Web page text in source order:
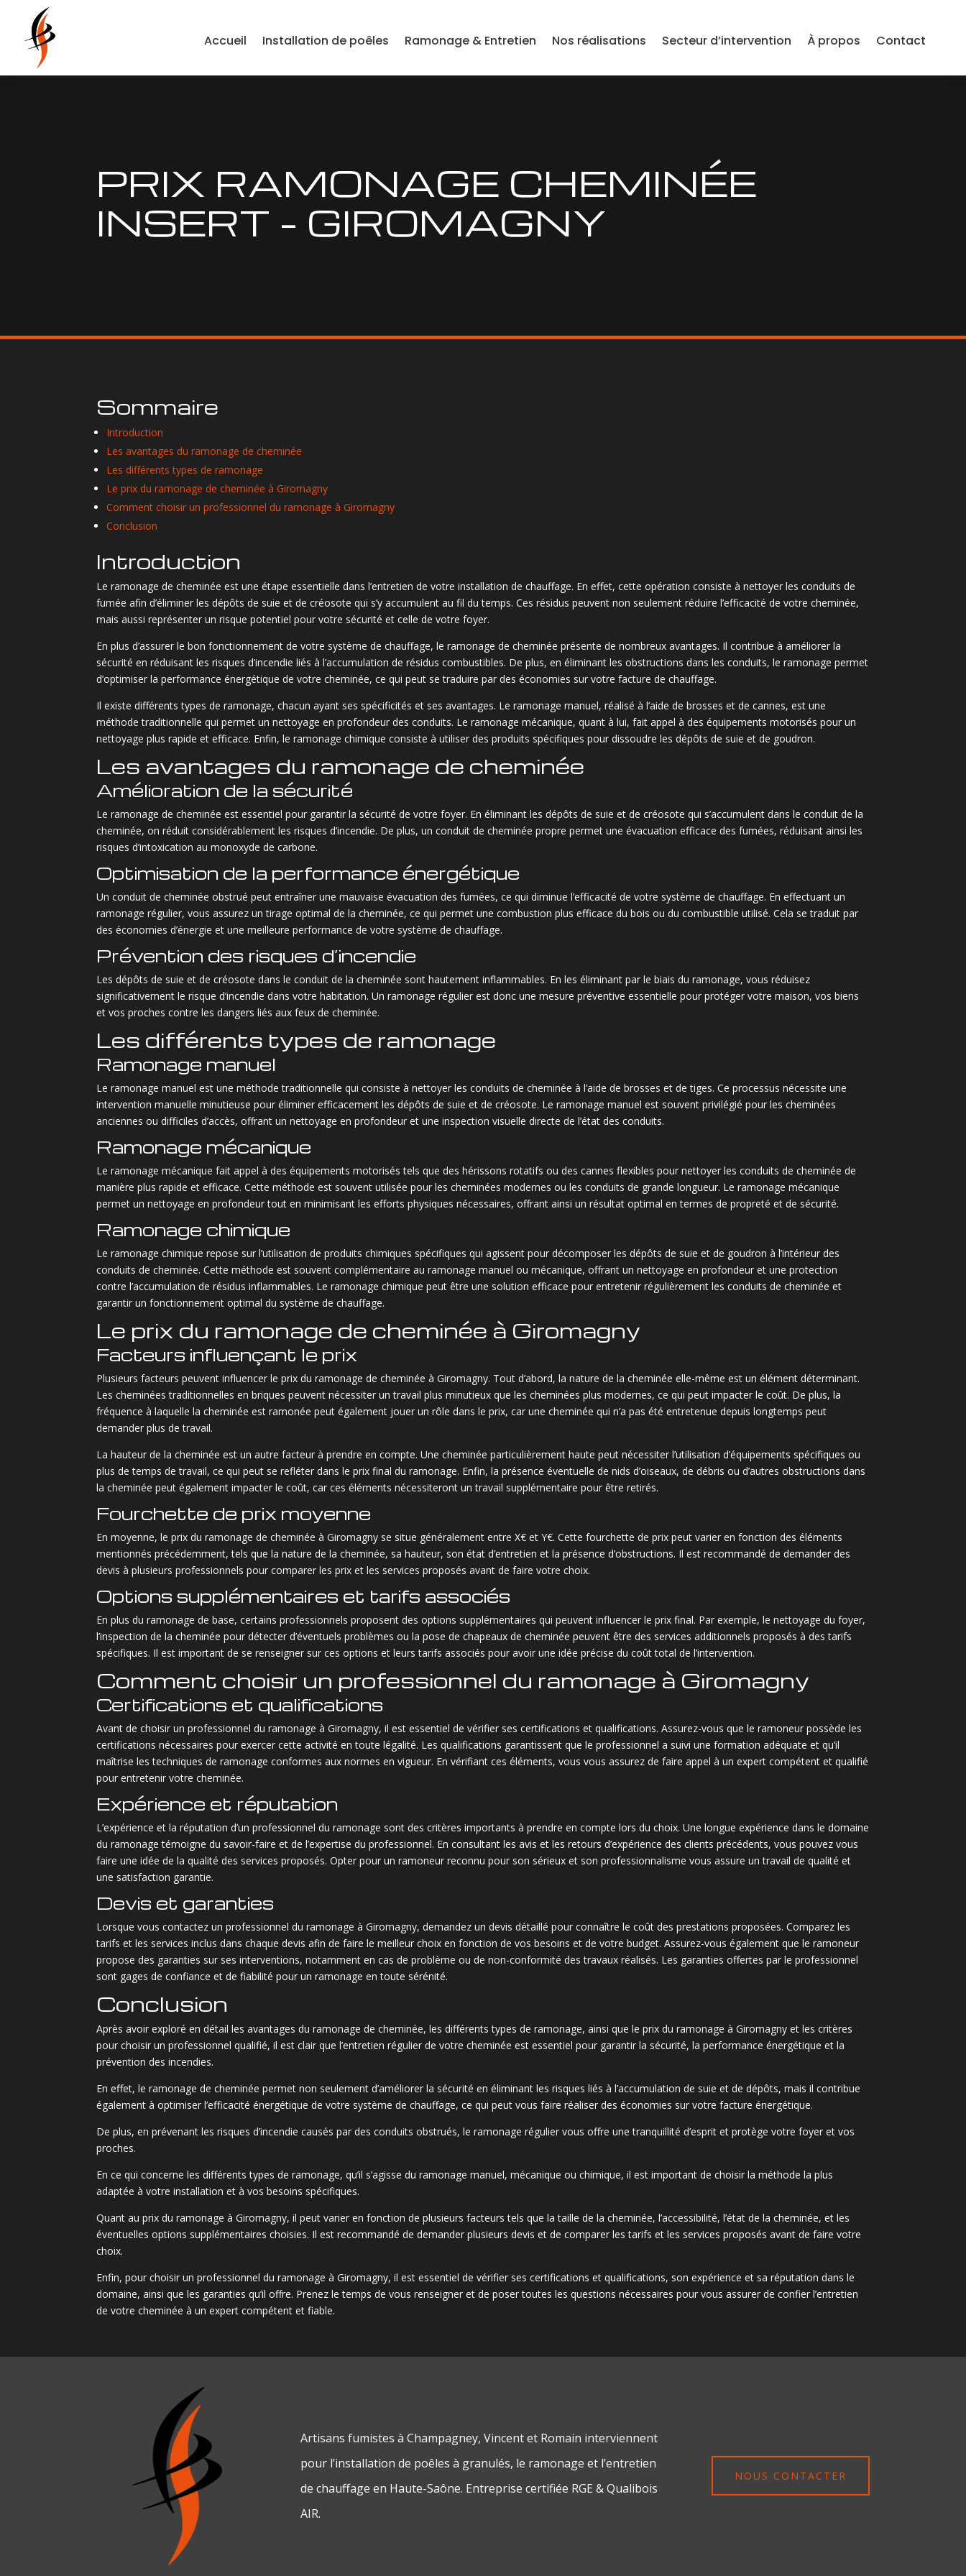
Accueil Installation de poêles Ramonage & Entretien Nos réalisations Secteur d’intervention À propos Contact
PRIX RAMONAGE CHEMINÉE
INSERT – GIROMAGNY
Sommaire
Introduction
Les avantages du ramonage de cheminée
Les différents types de ramonage
Le prix du ramonage de cheminée à Giromagny
Comment choisir un professionnel du ramonage à Giromagny
Conclusion
Introduction
Le ramonage de cheminée est une étape essentielle dans l’entretien de votre installation de chauffage. En effet, cette opération consiste à nettoyer les conduits de
fumée afin d’éliminer les dépôts de suie et de créosote qui s’y accumulent au fil du temps. Ces résidus peuvent non seulement réduire l’efficacité de votre cheminée,
mais aussi représenter un risque potentiel pour votre sécurité et celle de votre foyer.
En plus d’assurer le bon fonctionnement de votre système de chauffage, le ramonage de cheminée présente de nombreux avantages. Il contribue à améliorer la
sécurité en réduisant les risques d’incendie liés à l’accumulation de résidus combustibles. De plus, en éliminant les obstructions dans les conduits, le ramonage permet
d’optimiser la performance énergétique de votre cheminée, ce qui peut se traduire par des économies sur votre facture de chauffage.
Il existe différents types de ramonage, chacun ayant ses spécificités et ses avantages. Le ramonage manuel, réalisé à l’aide de brosses et de cannes, est une
méthode traditionnelle qui permet un nettoyage en profondeur des conduits. Le ramonage mécanique, quant à lui, fait appel à des équipements motorisés pour un
nettoyage plus rapide et efficace. Enfin, le ramonage chimique consiste à utiliser des produits spécifiques pour dissoudre les dépôts de suie et de goudron.
Les avantages du ramonage de cheminée
Amélioration de la sécurité
Le ramonage de cheminée est essentiel pour garantir la sécurité de votre foyer. En éliminant les dépôts de suie et de créosote qui s’accumulent dans le conduit de la
cheminée, on réduit considérablement les risques d’incendie. De plus, un conduit de cheminée propre permet une évacuation efficace des fumées, réduisant ainsi les
risques d’intoxication au monoxyde de carbone.
Optimisation de la performance énergétique
Un conduit de cheminée obstrué peut entraîner une mauvaise évacuation des fumées, ce qui diminue l’efficacité de votre système de chauffage. En effectuant un
ramonage régulier, vous assurez un tirage optimal de la cheminée, ce qui permet une combustion plus efficace du bois ou du combustible utilisé. Cela se traduit par
des économies d’énergie et une meilleure performance de votre système de chauffage.
Prévention des risques d’incendie
Les dépôts de suie et de créosote dans le conduit de la cheminée sont hautement inflammables. En les éliminant par le biais du ramonage, vous réduisez
significativement le risque d’incendie dans votre habitation. Un ramonage régulier est donc une mesure préventive essentielle pour protéger votre maison, vos biens
et vos proches contre les dangers liés aux feux de cheminée.
Les différents types de ramonage
Ramonage manuel
Le ramonage manuel est une méthode traditionnelle qui consiste à nettoyer les conduits de cheminée à l’aide de brosses et de tiges. Ce processus nécessite une
intervention manuelle minutieuse pour éliminer efficacement les dépôts de suie et de créosote. Le ramonage manuel est souvent privilégié pour les cheminées
anciennes ou difficiles d’accès, offrant un nettoyage en profondeur et une inspection visuelle directe de l’état des conduits.
Ramonage mécanique
Le ramonage mécanique fait appel à des équipements motorisés tels que des hérissons rotatifs ou des cannes flexibles pour nettoyer les conduits de cheminée de
manière plus rapide et efficace. Cette méthode est souvent utilisée pour les cheminées modernes ou les conduits de grande longueur. Le ramonage mécanique
permet un nettoyage en profondeur tout en minimisant les efforts physiques nécessaires, offrant ainsi un résultat optimal en termes de propreté et de sécurité.
Ramonage chimique
Le ramonage chimique repose sur l’utilisation de produits chimiques spécifiques qui agissent pour décomposer les dépôts de suie et de goudron à l’intérieur des
conduits de cheminée. Cette méthode est souvent complémentaire au ramonage manuel ou mécanique, offrant un nettoyage en profondeur et une protection
contre l’accumulation de résidus inflammables. Le ramonage chimique peut être une solution efficace pour entretenir régulièrement les conduits de cheminée et
garantir un fonctionnement optimal du système de chauffage.
Le prix du ramonage de cheminée à Giromagny
Facteurs influençant le prix
Plusieurs facteurs peuvent influencer le prix du ramonage de cheminée à Giromagny. Tout d’abord, la nature de la cheminée elle-même est un élément déterminant.
Les cheminées traditionnelles en briques peuvent nécessiter un travail plus minutieux que les cheminées plus modernes, ce qui peut impacter le coût. De plus, la
fréquence à laquelle la cheminée est ramonée peut également jouer un rôle dans le prix, car une cheminée qui n’a pas été entretenue depuis longtemps peut
demander plus de travail.
La hauteur de la cheminée est un autre facteur à prendre en compte. Une cheminée particulièrement haute peut nécessiter l’utilisation d’équipements spécifiques ou
plus de temps de travail, ce qui peut se refléter dans le prix final du ramonage. Enfin, la présence éventuelle de nids d’oiseaux, de débris ou d’autres obstructions dans
la cheminée peut également impacter le coût, car ces éléments nécessiteront un travail supplémentaire pour être retirés.
Fourchette de prix moyenne
En moyenne, le prix du ramonage de cheminée à Giromagny se situe généralement entre X€ et Y€. Cette fourchette de prix peut varier en fonction des éléments
mentionnés précédemment, tels que la nature de la cheminée, sa hauteur, son état d’entretien et la présence d’obstructions. Il est recommandé de demander des
devis à plusieurs professionnels pour comparer les prix et les services proposés avant de faire votre choix.
Options supplémentaires et tarifs associés
En plus du ramonage de base, certains professionnels proposent des options supplémentaires qui peuvent influencer le prix final. Par exemple, le nettoyage du foyer,
l’inspection de la cheminée pour détecter d’éventuels problèmes ou la pose de chapeaux de cheminée peuvent être des services additionnels proposés à des tarifs
spécifiques. Il est important de se renseigner sur ces options et leurs tarifs associés pour avoir une idée précise du coût total de l’intervention.
Comment choisir un professionnel du ramonage à Giromagny
Certifications et qualifications
Avant de choisir un professionnel du ramonage à Giromagny, il est essentiel de vérifier ses certifications et qualifications. Assurez-vous que le ramoneur possède les
certifications nécessaires pour exercer cette activité en toute légalité. Les qualifications garantissent que le professionnel a suivi une formation adéquate et qu’il
maîtrise les techniques de ramonage conformes aux normes en vigueur. En vérifiant ces éléments, vous vous assurez de faire appel à un expert compétent et qualifié
pour entretenir votre cheminée.
Expérience et réputation
L’expérience et la réputation d’un professionnel du ramonage sont des critères importants à prendre en compte lors du choix. Une longue expérience dans le domaine
du ramonage témoigne du savoir-faire et de l’expertise du professionnel. En consultant les avis et les retours d’expérience des clients précédents, vous pouvez vous
faire une idée de la qualité des services proposés. Opter pour un ramoneur reconnu pour son sérieux et son professionnalisme vous assure un travail de qualité et
une satisfaction garantie.
Devis et garanties
Lorsque vous contactez un professionnel du ramonage à Giromagny, demandez un devis détaillé pour connaître le coût des prestations proposées. Comparez les
tarifs et les services inclus dans chaque devis afin de faire le meilleur choix en fonction de vos besoins et de votre budget. Assurez-vous également que le ramoneur
propose des garanties sur ses interventions, notamment en cas de problème ou de non-conformité des travaux réalisés. Les garanties offertes par le professionnel
sont gages de confiance et de fiabilité pour un ramonage en toute sérénité.
Conclusion
Après avoir exploré en détail les avantages du ramonage de cheminée, les différents types de ramonage, ainsi que le prix du ramonage à Giromagny et les critères
pour choisir un professionnel qualifié, il est clair que l’entretien régulier de votre cheminée est essentiel pour garantir la sécurité, la performance énergétique et la
prévention des incendies.
En effet, le ramonage de cheminée permet non seulement d’améliorer la sécurité en éliminant les risques liés à l’accumulation de suie et de dépôts, mais il contribue
également à optimiser l’efficacité énergétique de votre système de chauffage, ce qui peut vous faire réaliser des économies sur votre facture énergétique.
De plus, en prévenant les risques d’incendie causés par des conduits obstrués, le ramonage régulier vous offre une tranquillité d’esprit et protège votre foyer et vos
proches.
En ce qui concerne les différents types de ramonage, qu’il s’agisse du ramonage manuel, mécanique ou chimique, il est important de choisir la méthode la plus
adaptée à votre installation et à vos besoins spécifiques.
Quant au prix du ramonage à Giromagny, il peut varier en fonction de plusieurs facteurs tels que la taille de la cheminée, l’accessibilité, l’état de la cheminée, et les
éventuelles options supplémentaires choisies. Il est recommandé de demander plusieurs devis et de comparer les tarifs et les services proposés avant de faire votre
choix.
Enfin, pour choisir un professionnel du ramonage à Giromagny, il est essentiel de vérifier ses certifications et qualifications, son expérience et sa réputation dans le
domaine, ainsi que les garanties qu’il offre. Prenez le temps de vous renseigner et de poser toutes les questions nécessaires pour vous assurer de confier l’entretien
de votre cheminée à un expert compétent et fiable.
Artisans fumistes à Champagney, Vincent et Romain interviennent
pour l’installation de poêles à granulés, le ramonage et l’entretien
de chauffage en Haute-Saône. Entreprise certifiée RGE & Qualibois
AIR.
NOUS CONTACTER